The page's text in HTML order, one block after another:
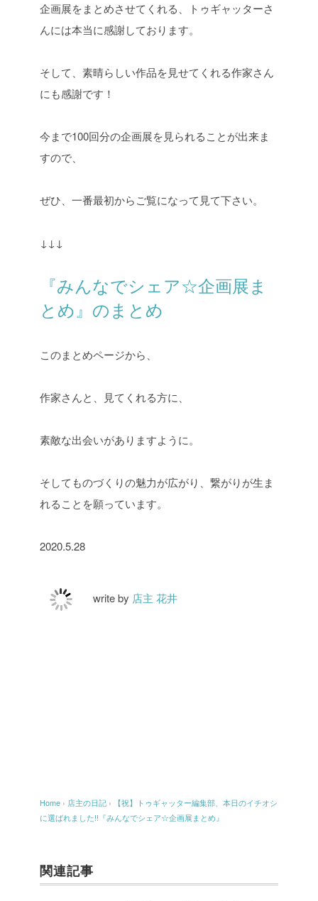
企画展をまとめさせてくれる、トゥギャッターさ
んには本当に感謝しております。
そして、素晴らしい作品を見せてくれる作家さん
にも感謝です！
今まで100回分の企画展を見られることが出来ま
すので、
ぜひ、一番最初からご覧になって見て下さい。
↓↓↓
『みんなでシェア☆企画展ま
とめ』のまとめ
このまとめページから、
作家さんと、見てくれる方に、
素敵な出会いがありますように。
そしてものづくりの魅力が広がり、繋がりが生ま
れることを願っています。
2020.5.28
write by 店主 花井
Home › 店主の日記 ›
【祝】トゥギャッター編集部、本日のイチオシ
に選ばれました!!『みんなでシェア☆企画展まとめ』
関連記事